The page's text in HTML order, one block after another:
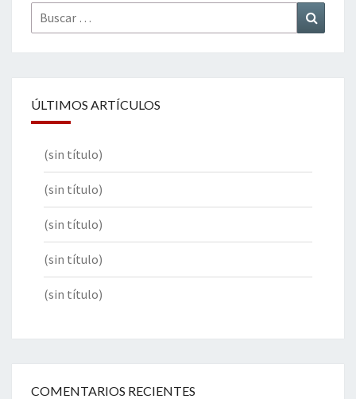
Buscar
por:
ÚLTIMOS ARTÍCULOS
(sin título)
(sin título)
(sin título)
(sin título)
(sin título)
COMENTARIOS RECIENTES